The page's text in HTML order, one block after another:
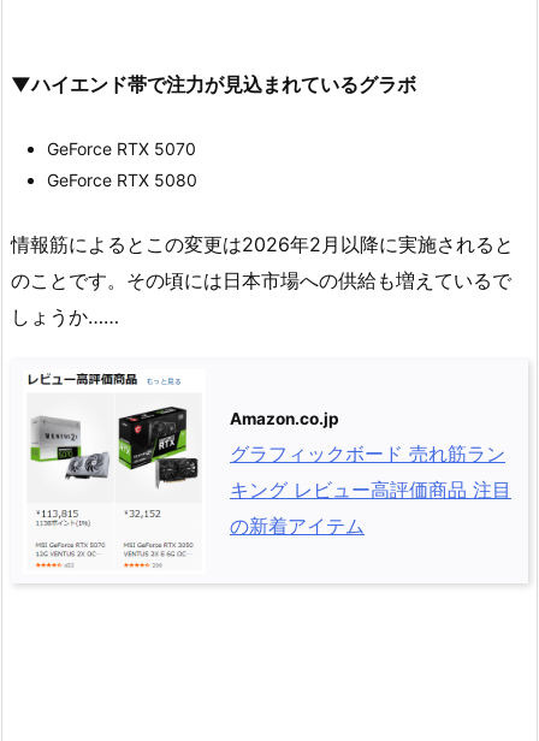
▼ハイエンド帯で注力が見込まれているグラボ
GeForce RTX 5070
GeForce RTX 5080
情報筋によるとこの変更は2026年2月以降に実施されると
のことです。その頃には日本市場への供給も増えているで
しょうか……
Amazon.co.jp
グラフィックボード 売れ筋ラン
キング レビュー高評価商品 注目
の新着アイテム